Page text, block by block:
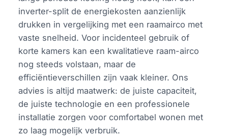
inverter-split de energiekosten aanzienlijk
drukken in vergelijking met een raamairco met
vaste snelheid. Voor incidenteel gebruik of
korte kamers kan een kwalitatieve raam-airco
nog steeds volstaan, maar de
efficiëntieverschillen zijn vaak kleiner. Ons
advies is altijd maatwerk: de juiste capaciteit,
de juiste technologie en een professionele
installatie zorgen voor comfortabel wonen met
zo laag mogelijk verbruik.